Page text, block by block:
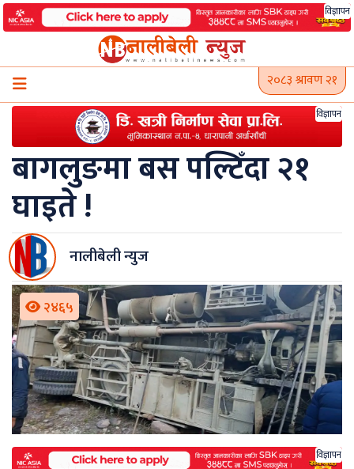
Skip
to
विज्ञापन
२०८३ श्रावण २१
विज्ञापन
बागलुङमा बस पल्टिँदा २१
घाइते !
नालीबेली न्युज
२४६५
विज्ञापन